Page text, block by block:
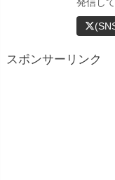
発信し
スポンサーリンク